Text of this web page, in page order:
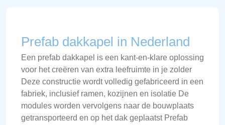
Prefab dakkapel in Nederland
Een prefab dakkapel is een kant-en-klare oplossing
voor het creëren van extra leefruimte in je zolder
Deze constructie wordt volledig gefabriceerd in een
fabriek, inclusief ramen, kozijnen en isolatie De
modules worden vervolgens naar de bouwplaats
getransporteerd en op het dak geplaatst Prefab